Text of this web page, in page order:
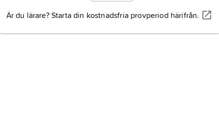
Är du lärare? Starta din kostnadsfria provperiod härifrån.